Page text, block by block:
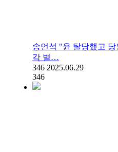
송언석 "윤 탈당했고
각 별…
346 2025.06.29
346